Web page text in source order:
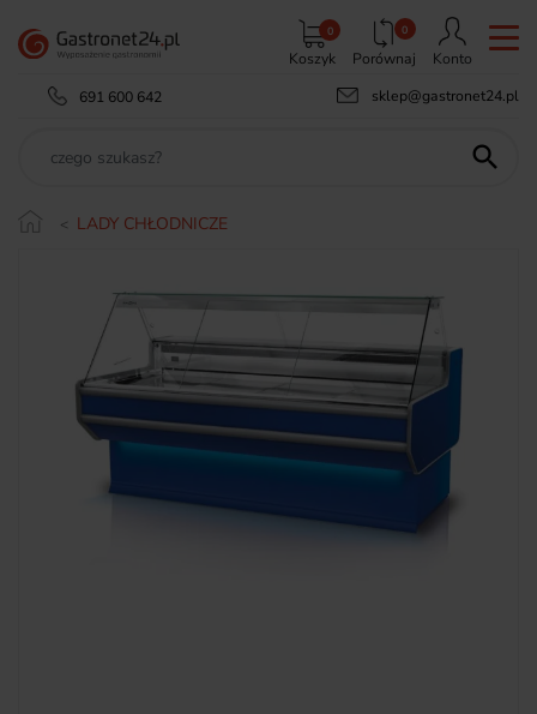
Koszyk
0 0
Porównaj
Konto
691 600 642
sklep@gastronet24.pl

LADY CHŁODNICZE